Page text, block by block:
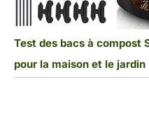
Test des bacs à compost
pour la maison et le jardin